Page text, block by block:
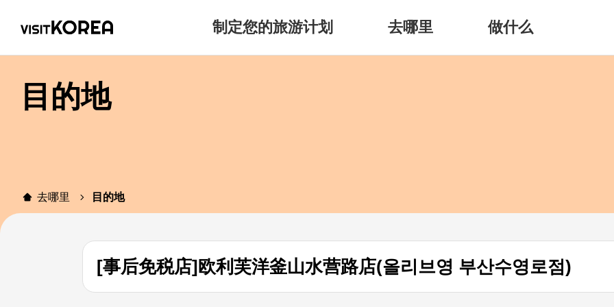
制定您的旅游计划 去哪里 做什么
目的地
去哪里 目的地
[事后免税店]欧利芙洋釜山水营路店(올리브영 부산수영로점)